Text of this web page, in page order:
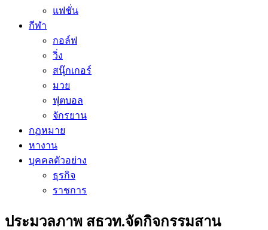
แฟชั่น
กีฬา
กอล์ฟ
วิ่ง
สนุ๊กเกอร์
มวย
ฟุตบอล
จักรยาน
กฏหมาย
หางาน
บุคคลตัวอย่าง
ธุรกิจ
ราชการ
ประมวลภาพ สธวท.จัดกิจกรรมสาน